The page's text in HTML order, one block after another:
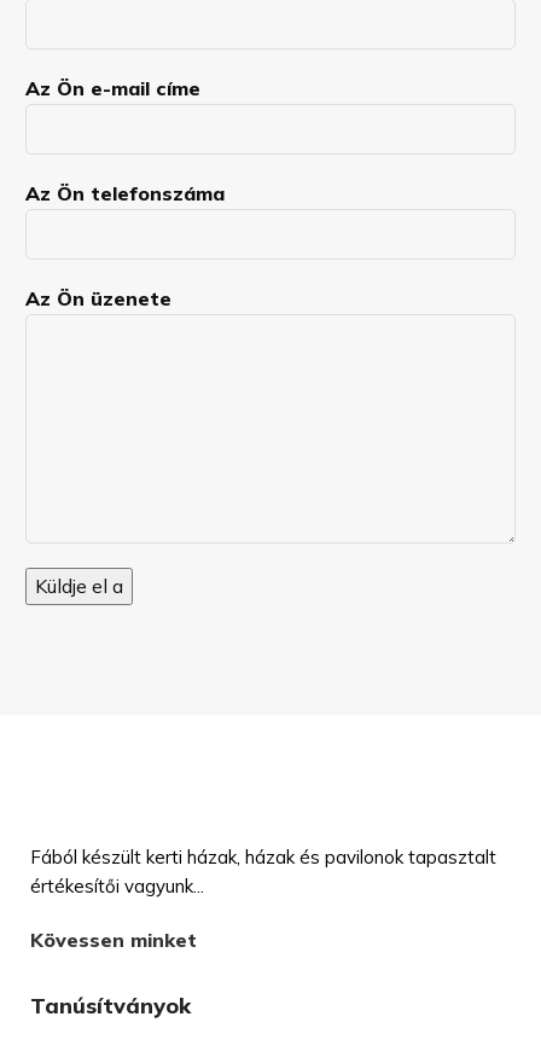
Az Ön e-mail címe
Az Ön telefonszáma
Az Ön üzenete
Fából készült kerti házak, házak és pavilonok tapasztalt
értékesítői vagyunk...
Kövessen minket
Tanúsítványok